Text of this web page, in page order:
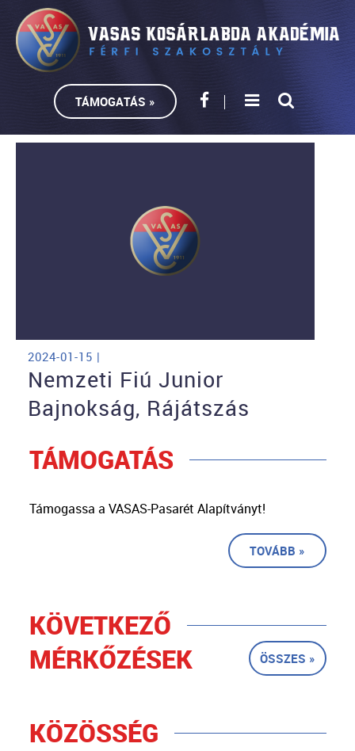
TÁMOGATÁS »
2024-01-15 |
Nemzeti Fiú Junior
Bajnokság, Rájátszás
TÁMOGATÁS
Támogassa a VASAS-Pasarét Alapítványt!
TOVÁBB »
KÖVETKEZŐ
MÉRKŐZÉSEK
ÖSSZES »
KÖZÖSSÉG